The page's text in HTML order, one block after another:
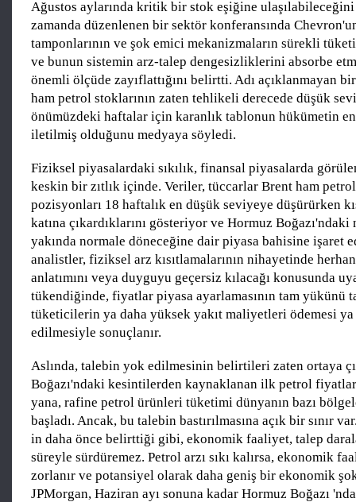
Ağustos aylarında kritik bir stok eşiğine ulaşılabileceğini
zamanda düzenlenen bir sektör konferansında
tamponlarının ve şok emici mekanizmaların sürekli
ve bunun sistemin arz-talep dengesizliklerini absorbe
önemli ölçüde zayıflattığını belirtti. Adı açıklanmayan
ham petrol stoklarının zaten tehlikeli derecede düşük
önümüzdeki haftalar için karanlık tablonun hükümetin
iletilmiş olduğunu medyaya söyledi.
Fiziksel piyasalardaki sıkılık, finansal piyasalarda
keskin bir zıtlık içinde. Veriler, tüccarlar Brent ham
pozisyonları 18 haftalık en düşük seviyeye düşürürken
katına çıkardıklarını gösteriyor ve Hormuz
yakında normale döneceğine dair piyasa bahisine işaret
analistler, fiziksel arz kısıtlamalarının nihayetinde
anlatımını veya duyguyu geçersiz kılacağı konusunda
tükendiğinde, fiyatlar piyasa ayarlamasının tam yükünü
tüketicilerin ya daha yüksek yakıt maliyetleri ödemesi
edilmesiyle sonuçlanır.
Aslında, talebin yok edilmesinin belirtileri zaten ortaya
Boğazı'ndaki kesintilerden kaynaklanan ilk petrol
yana, rafine petrol ürünleri tüketimi dünyanın bazı
başladı. Ancak, bu talebin bastırılmasına açık bir sınır
in daha önce belirttiği gibi, ekonomik faaliyet, talep
süreyle sürdüremez. Petrol arzı sıkı kalırsa, ekonomik
zorlanır ve potansiyel olarak daha geniş bir ekonomik
JPMorgan, Haziran ayı sonuna kadar Hormuz Boğazı